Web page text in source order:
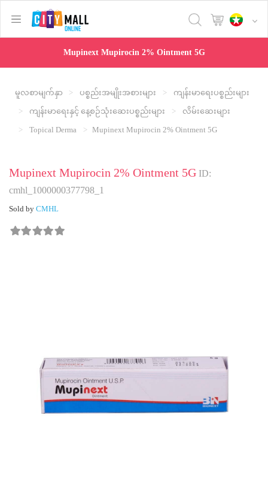
text.skipToContent
text.skipToNavigation
Mupinext Mupirocin 2% Ointment 5G
မူလစာမျက်နှာ ပစ္စည်းအမျိုးအစားများ
ကျန်း‌မာရေးပစ္စည်းများ
ကျန်း‌မာရေးနှင့် နေ့စဉ်သုံးဆေးပစ္စည်းများ
လိမ်းဆေးများ
Topical Derma
Mupinext Mupirocin 2% Ointment 5G
Mupinext Mupirocin 2% Ointment 5GID:
cmhl_1000000377798_1
Sold byCMHL